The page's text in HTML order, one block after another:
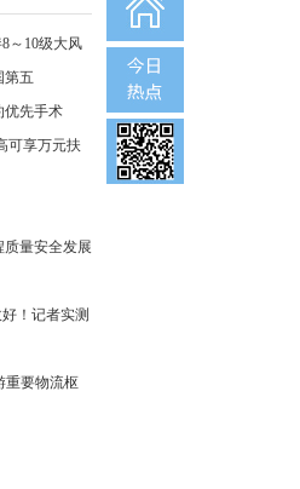
～10级大风
第五
优先手术
可享万元扶
量安全发展
！记者实测
重要物流枢